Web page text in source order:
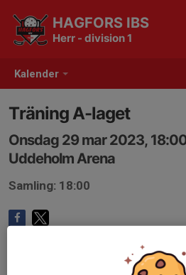
Kalender
HAGFORS IBS
Herr - division 1
Träning A-laget
Onsdag 29 mar 2023,
Uddeholm Arena
Samling: 18:00